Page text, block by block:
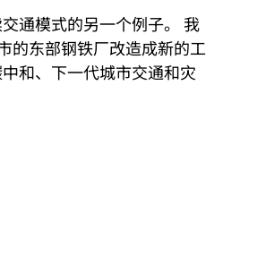
通模式的另一个例子。 我
东部钢铁厂改造成新的工
和、下一代城市交通和灾